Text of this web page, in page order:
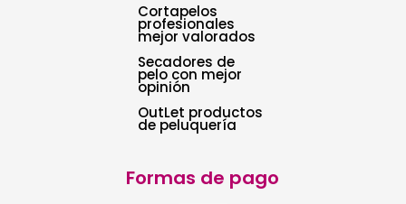
Cortapelos
profesionales
mejor valorados
Secadores de
pelo con mejor
opinión
OutLet productos
de peluquería
Formas de pago